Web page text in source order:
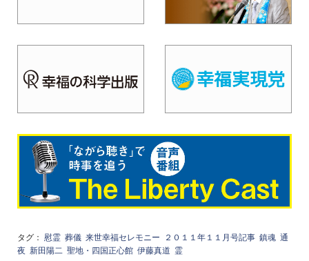
タグ： 慰霊 葬儀 来世幸福セレモニー ２０１１年１１月号記事 鎮魂 通
夜 新田陽二 聖地・四国正心館 伊藤真道 霊